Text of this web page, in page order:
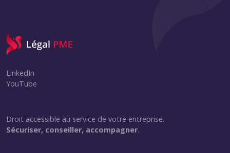
LinkedIn
YouTube
Droit accessible au service de votre entreprise.
Sécuriser, conseiller, accompagner.